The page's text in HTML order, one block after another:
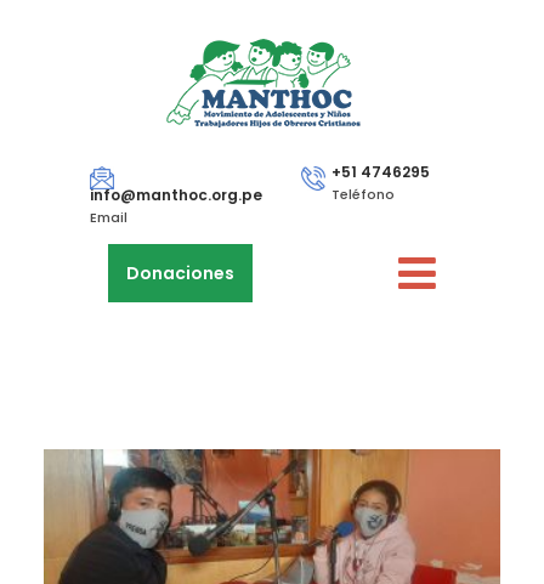
info@manthoc.org.pe
Email
+51 4746295
Teléfono
Donaciones